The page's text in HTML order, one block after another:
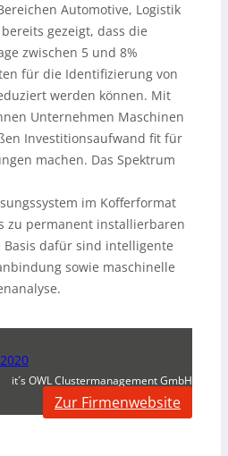
Automotive, Logistik
gezeigt, dass die
zwischen 5 und 8%
für die Identifizierung von
werden können. Mit
Unternehmen Maschinen
Investitionsaufwand fit für
machen. Das Spektrum
im Kofferformat
zu permanent installierbaren
Basis dafür sind intelligente
sowie maschinelle
it´s OWL Clustermanagement GmbH
Zur Firmenwebsite